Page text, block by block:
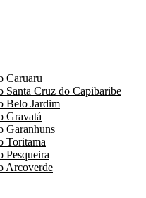
Caruaru
Cruz do Capibaribe
Belo Jardim
Gravatá
Garanhuns
Toritama
Pesqueira
Arcoverde